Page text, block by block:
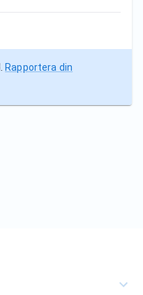
Rapportera din